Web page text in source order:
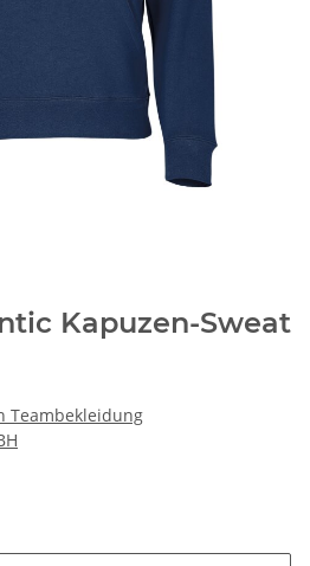
Kapuzen-Sweat
Teambekleidung